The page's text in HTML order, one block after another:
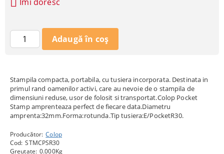
Stampila compacta, portabila, cu tusiera incorporata. Destinata in
primul rand oamenilor activi, care au nevoie de o stampila de
dimensiuni reduse, usor de folosit si transportat.Colop Pocket
Stamp amprenteaza perfect de fiecare data.Diametru
amprenta:32mm.Forma:rotunda.Tip tusiera:E/PocketR30.
Producător: Colop
Cod: STMCPSR30
Greutate: 0.000Kg